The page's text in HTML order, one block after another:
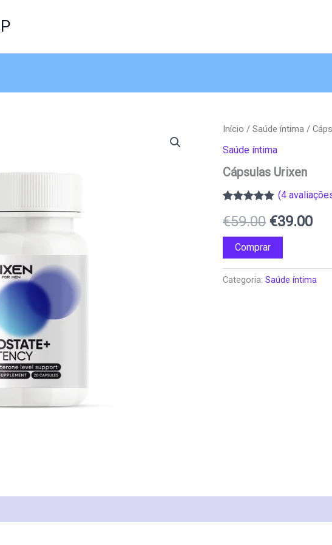
Início /Saúde íntima /
Saúde íntima
Cápsulas Urixen
com5.00em
5 com base
em
classificações
de clientes
(4
€59.00 O
preço
original
€39.00O
Comprar
Categoria:Saúde íntima